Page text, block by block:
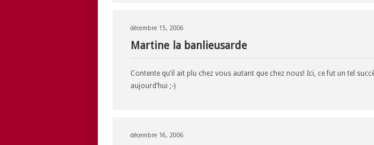
décembre 15, 2006
Martine la banlieusarde
Contente qu’il ait plu chez vous autant que chez nous! Ici, ce fut un tel
aujourd’hui ;-)
décembre 16, 2006